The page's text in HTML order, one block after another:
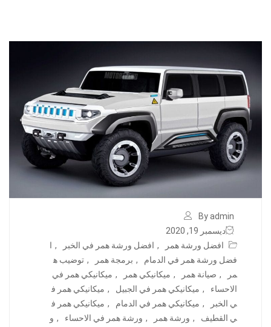
By admin
ديسمبر 19, 2020
افضل ورشة همر
, افضل ورشة همر في الخبر , ا
فضل ورشة همر في الدمام
, برمجة همر , توضيب ه
مر
, صيانة همر , ميكانيكي همر , ميكانيكي همر في
الاحساء
, ميكانيكي همر في الجبيل , ميكانيكي همر ف
ي الخبر
, ميكانيكي همر في الدمام , ميكانيكي همر ف
ي القطيف
, ورشة همر , ورشة همر في الاحساء , و